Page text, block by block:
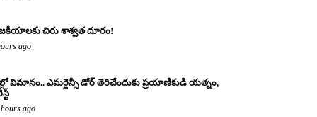
చిరు శాశ్వత దూరం!
ago
విమానం.. ఎమర్జెన్సీ డోర్ తెరిచేందుకు ప్రయాణికుడి యత్నం,
ago